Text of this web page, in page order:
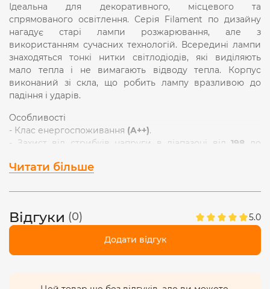
Ідеальна для декоративного, місцевого та
спрямованого освітлення. Серія Filament по дизайну
нагадує старі лампи розжарювання, але з
використанням сучасних технологій. Всередині лампи
знаходяться тонкі нитки світлодіодів, які виділяють
мало тепла і не вимагають відводу тепла. Корпус
виконаний зі скла, що робить лампу вразливою до
падіння і ударів.
Особливості
- Клас енергоспоживання (A++).
- Захист від стрибків напруги в діапазоні від198 до
- Рівномірне освітлення без мерехтінь, функція
випромінювання.
дорівнює щоденній, 12-ти годинній роботі протягом
дев'яти років.) Гарантія
- Сумісна з вимикачами з підсвіткою
Читати більше
Відгуки (0) 5.0
Додати відгук